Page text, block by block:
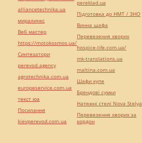
alliancetechnika.ua
миралинкс
Веб мастер
https://motokosmos.ua/
Синтезатори
perevod.agency
agrotechnika.com.ua
europeservice.com.ua
текст юа
Посилання
kievperevod.com.ua
pereklad.ua
Підготовка до НМТ / ЗНО
Винна шафа
Перевезення хворих
hospice-life.com.ua/
mk-translations.ua
maltina.com.ua
Шафи купе
Брендові сумки
Натяжні стелі Nova Stelya
Перевезення хворих за
кордон